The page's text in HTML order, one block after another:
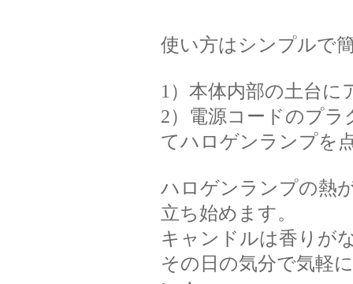
使い方はシンプルで
1）本体内部の土台
2）電源コードのプ
てハロゲンランプを
ハロゲンランプの熱
立ち始めます。
キャンドルは香りが
その日の気分で気軽